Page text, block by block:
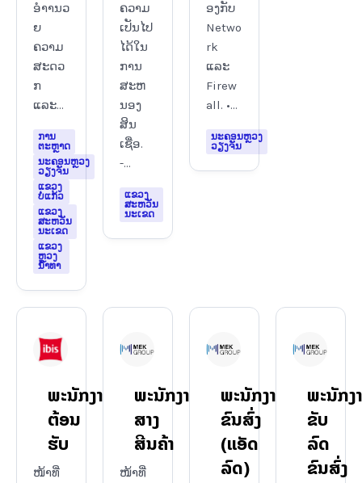
ອຳານວ
ຍ
ຄວາມ
ສະດວ
ກ
ແລະ...
ການ
ຕະຫຼາດ
ນະຄອນຫຼວງ
ວຽງຈັນ
ແຂວງ
ບໍ່ແກ້ວ
ແຂວງ
ສະຫວັນ
ນະເຂດ
ແຂວງ
ຫຼວງ
ນ້ຳທາ
ຄວາມ
ເປັນໄປ
ໄດ້ໃນ
ການ
ສະຫ
ນອງ
ສິນ
ເຊື່ອ.
-...
ແຂວງ
ສະຫວັນ
ນະເຂດ
ອງກັບ
Netwo
rk
ແລະ
Firew
all. •...
ນະຄອນຫຼວງ
ວຽງຈັນ
ພະນັກງານ
ຕ້ອນ
ຮັບ
ໜ້າທີ່
ພະນັກງານ
ສາງ
ສີນຄ້າ
ໜ້າທີ່
ພະນັກງານ
ຂົນສົ່ງ
(ແອັດ
ລົດ)
ພະນັກງ
ຂັບ
ລົດ
ຂົນສົ່ງ